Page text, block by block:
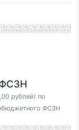
рублей) по
ФСЗН